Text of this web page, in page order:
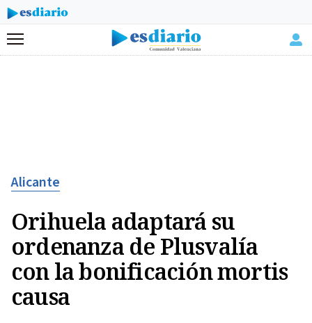
Menú
Alicante
Orihuela adaptará su
ordenanza de Plusvalía
con la bonificación mortis
causa